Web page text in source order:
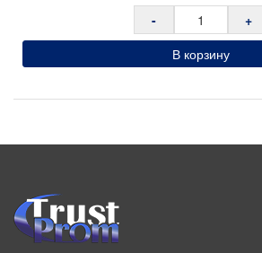
-
+
В корзину